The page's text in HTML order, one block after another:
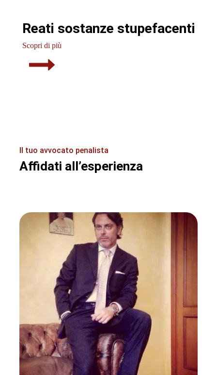
Reati sostanze stupefacenti
Scopri di più
Il tuo avvocato penalista
Affidati all’esperienza